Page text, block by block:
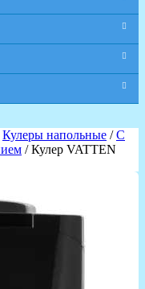
Кулеры напольные /С
/ Кулер VATTEN